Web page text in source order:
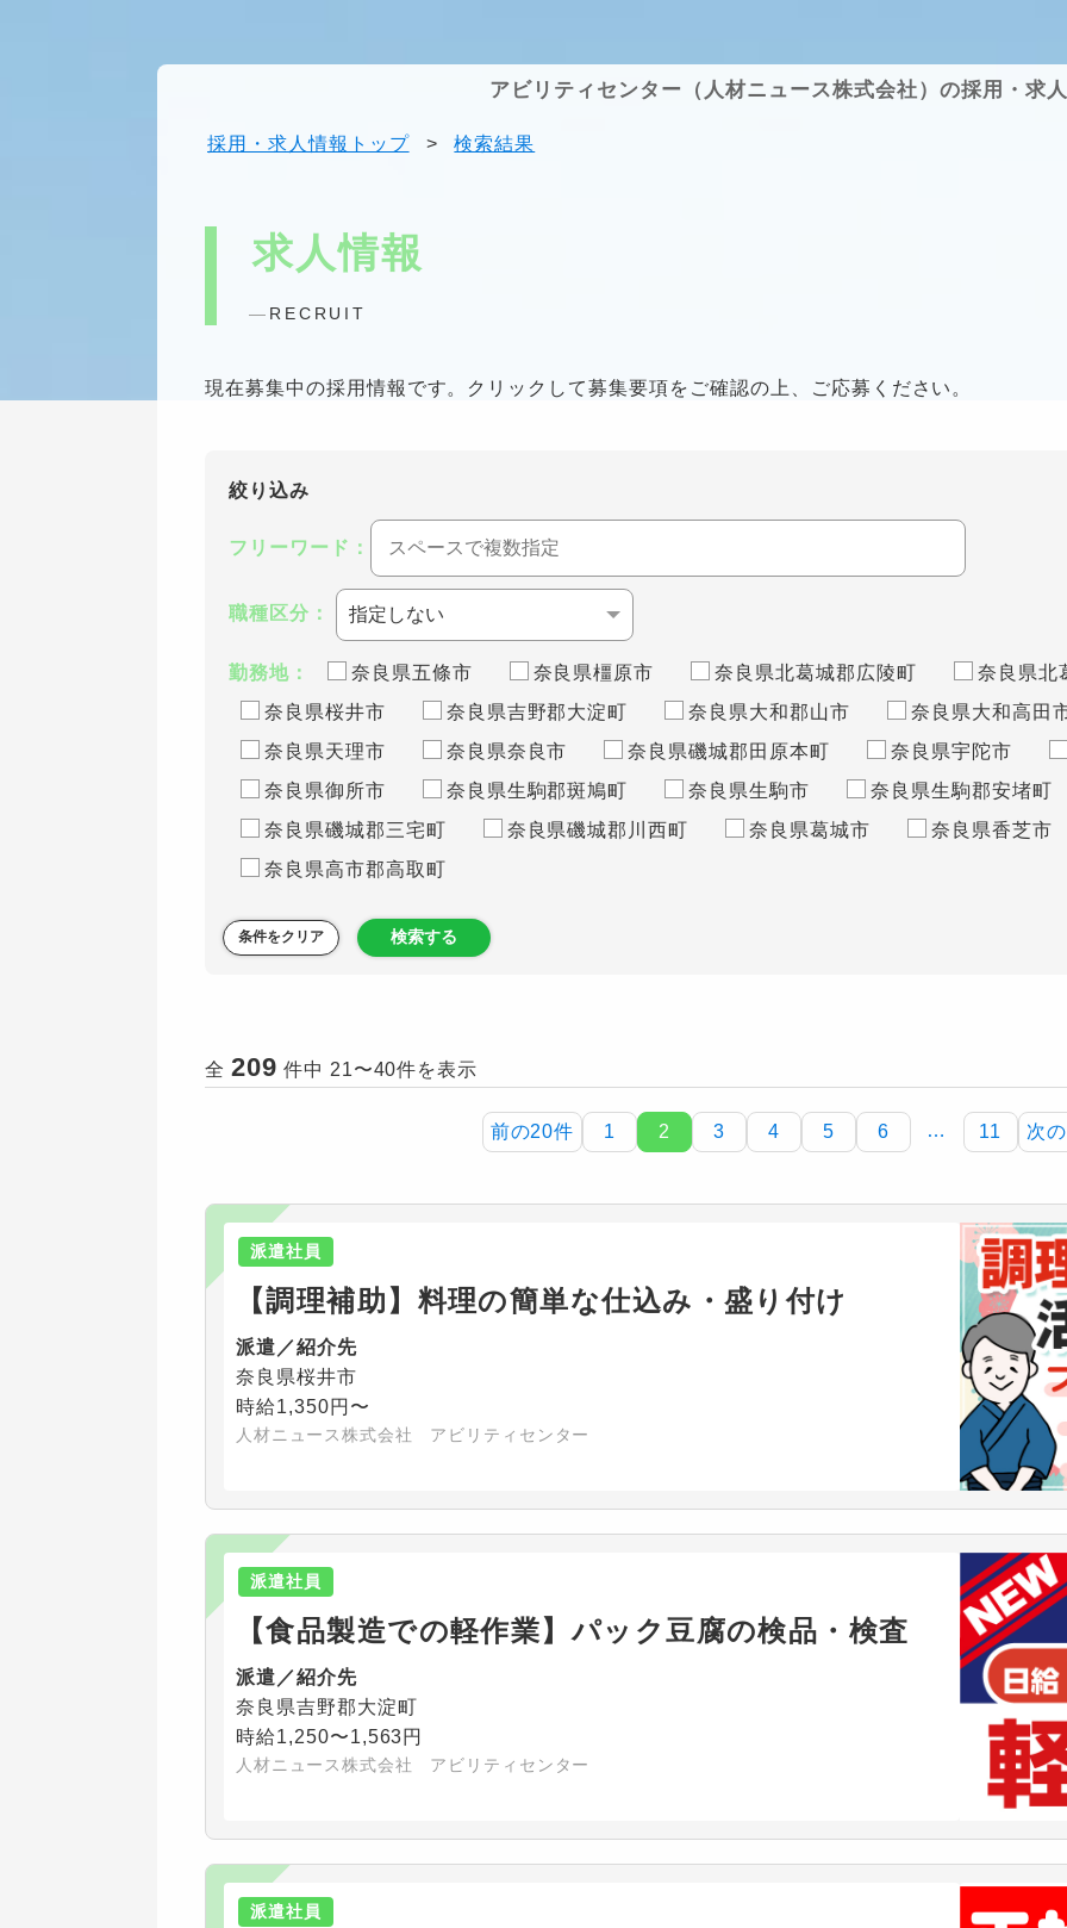
アビリティセンター（人材ニュース株式会社）の採用・求
採用・求人情報トップ > 検索結果
求人情報
RECRUIT
現在募集中の採用情報です。クリックして募集要項をご確認の上、ご応募ください。
絞り込み
フリーワード：
職種区分：
勤務地： 奈良県五條市 奈良県橿原市 奈良県北葛城郡広陵町
奈良県北
奈良県桜井市
奈良県吉野郡大淀町 奈良県大和郡山市
奈良県大和高田
奈良県天理市
奈良県奈良市 奈良県磯城郡田原本町
奈良県宇陀市
奈良県御所市
奈良県生駒郡斑鳩町 奈良県生駒市
奈良県生駒郡安堵町
奈良県磯城郡三宅町
奈良県磯城郡川西町 奈良県葛城市
奈良県香芝市
奈良県高市郡高取町
条件をクリア 検索する
全 209 件中 21〜40件を表示
前の20件 1 2 3 4 5 6 … 11 次
派遣社員
【調理補助】料理の簡単な仕込み・盛り付け
派遣／紹介先
奈良県桜井市
時給1,350円〜
人材ニュース株式会社 アビリティセンター
派遣社員
【食品製造での軽作業】パック豆腐の検品・検査
派遣／紹介先
奈良県吉野郡大淀町
時給1,250〜1,563円
人材ニュース株式会社 アビリティセンター
派遣社員